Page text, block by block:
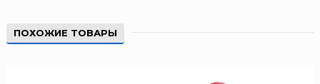
Сибирский Арсенал
Спектрон НПО
ПОХОЖИЕ ТОВАРЫ